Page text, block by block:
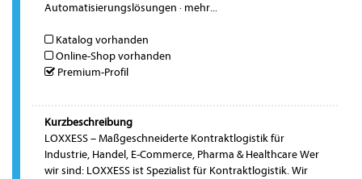
Automatisierungslösungen · mehr...
Katalog vorhanden
Online-Shop vorhanden
Premium-Profil
Kurzbeschreibung
LOXXESS – Maßgeschneiderte Kontraktlogistik für
Industrie, Handel, E-Commerce, Pharma & Healthcare Wer
wir sind: LOXXESS ist Spezialist für Kontraktlogistik. Wir